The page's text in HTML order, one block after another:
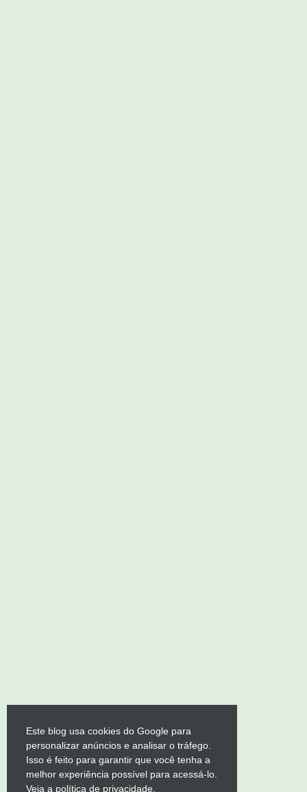
Este blog usa cookies do Google para
personalizar anúncios e analisar o tráfego.
Isso é feito para garantir que você tenha a
melhor experiência possível para acessá-lo.
Veja a política de privacidade.